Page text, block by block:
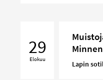
Pohjolasta
Minnen
29
Elokuu
Lapin